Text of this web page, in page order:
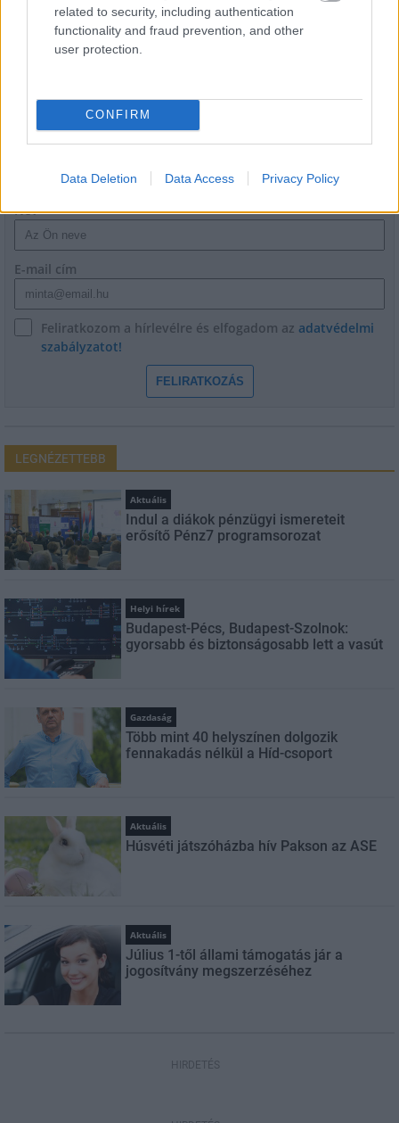
related to security, including authentication
functionality and fraud prevention, and other
user protection.
CONFIRM
Data Deletion Data Access Privacy Policy
Másfélszeresére bővítik
Hódmezővásárhely jó hírű református
iskoláját
Név
E-mail cím
Feliratkozom a hírlevélre és elfogadom az adatvédelmi
szabályzatot!
FELIRATKOZÁS
LEGNÉZETTEBB
Aktuális
Indul a diákok pénzügyi ismereteit
erősítő Pénz7 programsorozat
Helyi hírek
Budapest-Pécs, Budapest-Szolnok:
gyorsabb és biztonságosabb lett a vasút
Gazdaság
Több mint 40 helyszínen dolgozik
fennakadás nélkül a Híd-csoport
Aktuális
Húsvéti játszóházba hív Pakson az ASE
Aktuális
Július 1-től állami támogatás jár a
jogosítvány megszerzéséhez
HIRDETÉS